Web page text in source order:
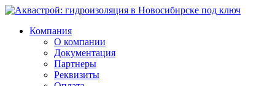
Компания
О компании
Документация
Партнеры
Реквизиты